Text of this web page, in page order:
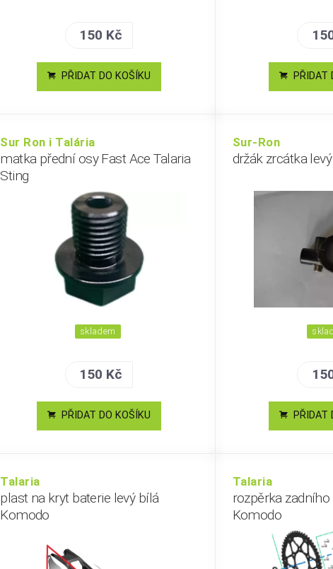
150 Kč
PŘIDAT DO KOŠÍKU PŘIDAT
Sur Ron i Talária
matka přední osy Fast Ace Talaria
Sting
skladem
150 Kč
PŘIDAT DO KOŠÍKU
Sur-Ron
držák zrcátka
PŘIDAT
Talaria
plast na kryt baterie levý bílá
Komodo
Talaria
rozpěrka
Komodo